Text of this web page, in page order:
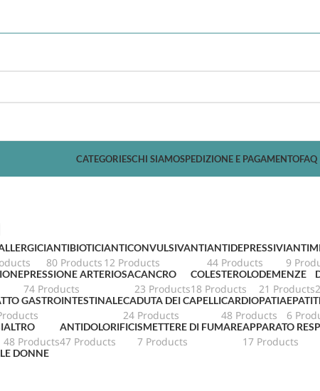
CATEGORIESCHI SIAMOSPEDIZIONE E PAGAMENTOFAQ
ANTIBIOTICI
80 Products
ANTICONVULSIVANTI
12 Products
ANTIDEPRESSIVI
44 Products 9
PRESSIONE ARTERIOSA
74 Products
CANCRO
23 Products
COLESTEROLO
18 Products
DEMENZE
21 Products
GASTROINTESTINALECADUTA DEI CAPELLI
24 Products
CARDIOPATIA
48 Products 6
ALTRO
48 Products
ANTIDOLORIFICI
47 Products
SMETTERE DI FUMARE
7 Products
APPARATO
17 Products
DONNE